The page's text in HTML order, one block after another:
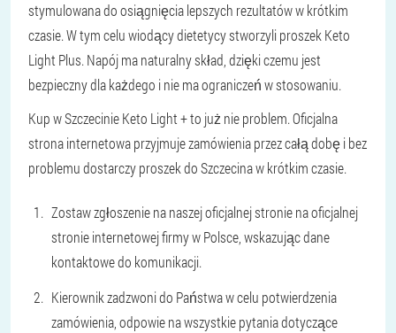
stymulowana do osiągnięcia lepszych rezultatów w krótkim
czasie. W tym celu wiodący dietetycy stworzyli proszek Keto
Light Plus. Napój ma naturalny skład, dzięki czemu jest
bezpieczny dla każdego i nie ma ograniczeń w stosowaniu.
Kup w Szczecinie Keto Light + to już nie problem. Oficjalna
strona internetowa przyjmuje zamówienia przez całą dobę i bez
problemu dostarczy proszek do Szczecina w krótkim czasie.
Zostaw zgłoszenie na naszej oficjalnej stronie na oficjalnej
stronie internetowej firmy w Polsce, wskazując dane
kontaktowe do komunikacji.
Kierownik zadzwoni do Państwa w celu potwierdzenia
zamówienia, odpowie na wszystkie pytania dotyczące